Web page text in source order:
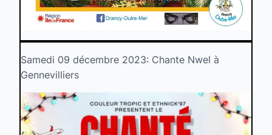
Samedi 09 décembre 2023: Chante Nwel à
Gennevilliers